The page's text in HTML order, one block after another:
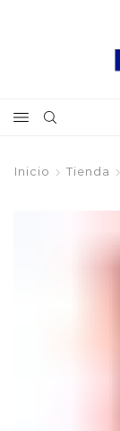
Inicio Tienda